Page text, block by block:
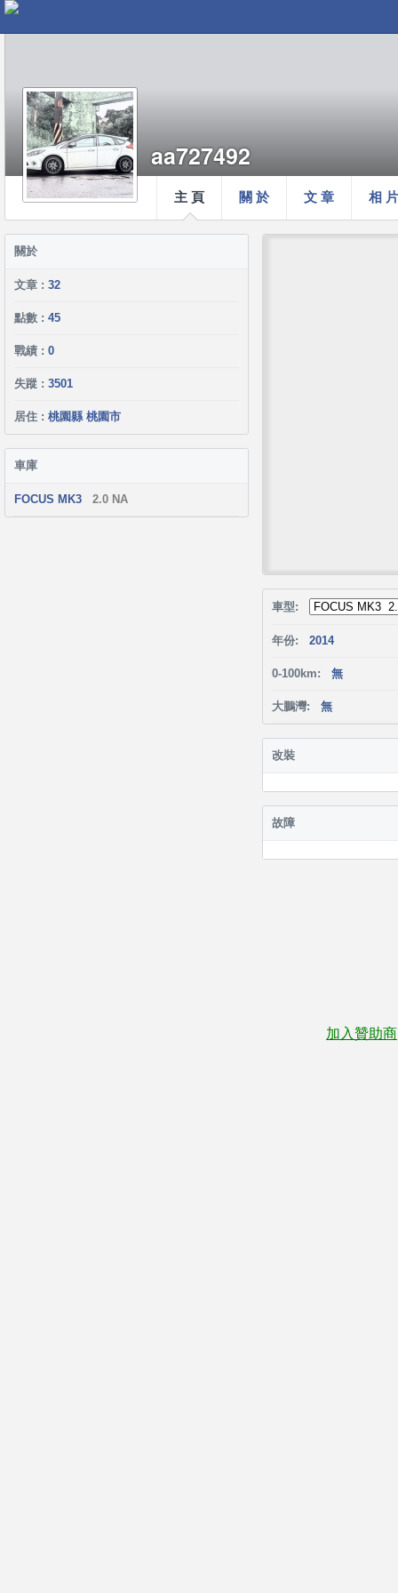
主 頁 關 於 文 章 相 片
aa727492
關於
文章 : 32
點數 : 45
戰績 : 0
失蹤 : 3501
居住 : 桃園縣 桃園市
車庫
FOCUS MK3 2.0 NA
車型:
年份: 2014
0-100km: 無
大鵬灣: 無
改裝
故障
加入贊助商